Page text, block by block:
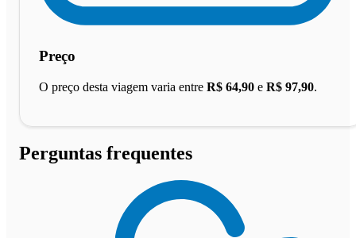
Preço
O preço desta viagem varia entre R$ 64,90 e R$ 97,90.
Perguntas frequentes